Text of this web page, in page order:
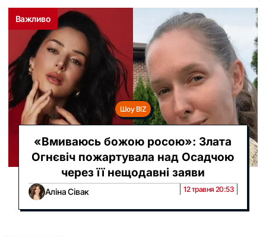
Важливо
Шоу BIZ
«Вмиваюсь божою росою»: Злата
Огнєвіч пожартувала над Осадчою
через її нещодавні заяви
Аліна Сівак 12 травня 20:53